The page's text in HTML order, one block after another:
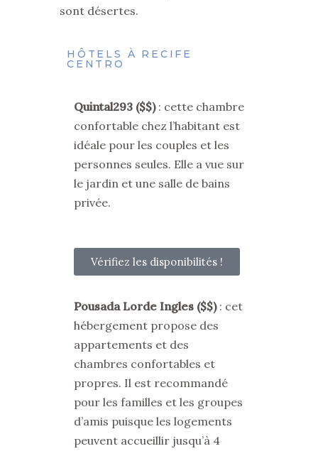
sont désertes.
HÔTELS À RECIFE
CENTRO
Quintal293 ($$): cette chambre
confortable chez l’habitant est
idéale pour les couples et les
personnes seules. Elle a vue sur
le jardin et une salle de bains
privée.
Vérifiez les disponibilités !
Pousada Lorde Ingles ($$): cet
hébergement propose des
appartements et des
chambres confortables et
propres. Il est recommandé
pour les familles et les groupes
d’amis puisque les logements
peuvent accueillir jusqu’à 4